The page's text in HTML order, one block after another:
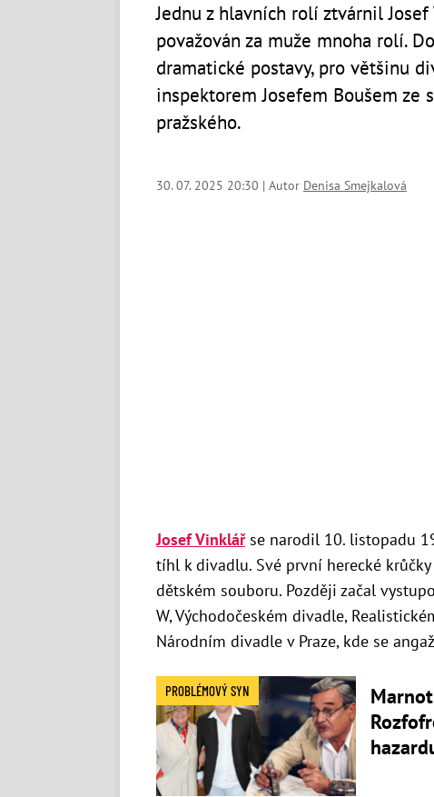
Jednu z hlavních rolí ztvárnil
považován za muže mnoha rolí.
dramatické postavy, pro většinu
inspektorem Josefem Boušem
pražského.
30. 07. 2025 20:30 | Autor Denisa Smejkalová
Josef Vinklářse narodil 10. listopadu
tíhl k divadlu. Své první herecké
dětském souboru. Později začal
W, Východočeském divadle,
Národním divadle v Praze, kde se
PROBLÉMOVÝ SYN